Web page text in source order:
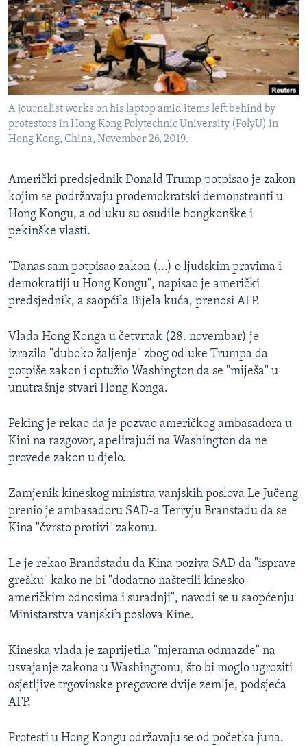
MAGAZIN
O GLASU AMERIKE
Learning English
PRATITE NAS
Jezici
A journalist works on his laptop amid items left behind by
protestors in Hong Kong Polytechnic University (PolyU) in
Hong Kong, China, November 26, 2019.
Američki predsjednik Donald Trump potpisao je zakon
kojim se podržavaju prodemokratski demonstranti u
Hong Kongu, a odluku su osudile hongkonške i
pekinške vlasti.
"Danas sam potpisao zakon (...) o ljudskim pravima i
demokratiji u Hong Kongu", napisao je američki
predsjednik, a saopćila Bijela kuća, prenosi AFP.
Vlada Hong Konga u četvrtak (28. novembar) je
izrazila "duboko žaljenje" zbog odluke Trumpa da
potpiše zakon i optužio Washington da se "miješa" u
unutrašnje stvari Hong Konga.
Peking je rekao da je pozvao američkog ambasadora u
Kini na razgovor, apelirajući na Washington da ne
provede zakon u djelo.
Zamjenik kineskog ministra vanjskih poslova Le Jučeng
prenio je ambasadoru SAD-a Terryju Branstadu da se
Kina "čvrsto protivi" zakonu.
Le je rekao Brandstadu da Kina poziva SAD da "isprave
grešku" kako ne bi "dodatno naštetili kinesko-
američkim odnosima i suradnji", navodi se u saopćenju
Ministarstva vanjskih poslova Kine.
Kineska vlada je zaprijetila "mjerama odmazde" na
usvajanje zakona u Washingtonu, što bi moglo ugroziti
osjetljive trgovinske pregovore dvije zemlje, podsjeća
AFP.
Protesti u Hong Kongu održavaju se od početka juna.